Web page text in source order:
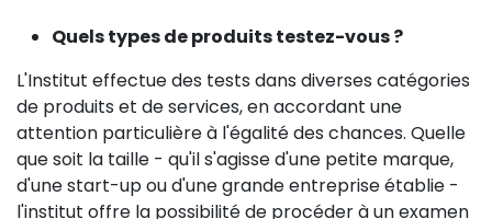
Quels types de produits testez-vous ?
L'Institut effectue des tests dans diverses catégories
de produits et de services, en accordant une
attention particulière à l'égalité des chances. Quelle
que soit la taille - qu'il s'agisse d'une petite marque,
d'une start-up ou d'une grande entreprise établie -
l'institut offre la possibilité de procéder à un examen